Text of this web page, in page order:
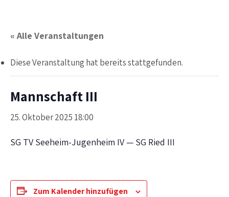
« Alle Veranstaltungen
Diese Veranstaltung hat bereits stattgefunden.
Mannschaft III
25. Oktober 2025 18:00
SG TV Seeheim-Jugenheim IV — SG Ried III
Zum Kalender hinzufügen